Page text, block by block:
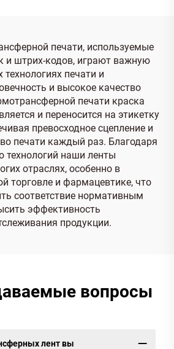
печати, используемые
и штрих-кодов, играют важную
печати и
и высокое качество
печати краска
и переносится на этикетку
превосходное сцепление и
печати каждый раз. Благодаря
технологий наши ленты
отраслях, особенно в
торговле и фармацевтике, что
соответствие нормативным
эффективность
продукции.
вопросы
лент вы